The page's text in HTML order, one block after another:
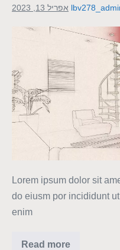
אפריל 13, 2023
Lorem ipsum dolor sit
do eiusm por incididunt
enim
Read more